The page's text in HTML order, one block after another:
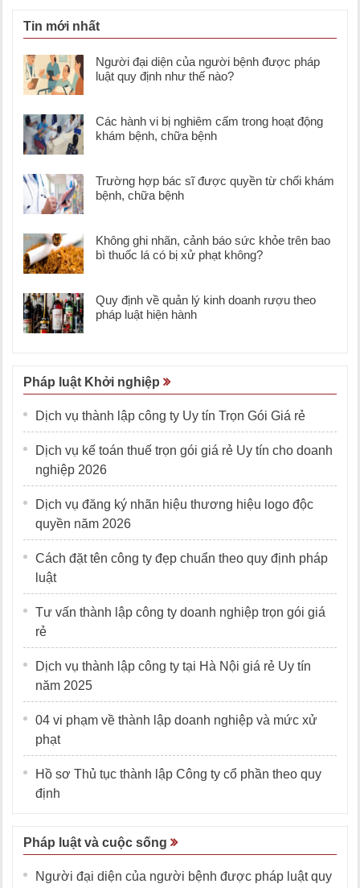
Tin mới nhất
Người đại diện của người bệnh được pháp
luật quy định như thế nào?
Các hành vi bị nghiêm cấm trong hoạt động
khám bệnh, chữa bệnh
Trường hợp bác sĩ được quyền từ chối khám
bệnh, chữa bệnh
Không ghi nhãn, cảnh báo sức khỏe trên bao
bì thuốc lá có bị xử phạt không?
Quy định về quản lý kinh doanh rượu theo
pháp luật hiện hành
Pháp luật Khởi nghiệp
Dịch vụ thành lập công ty Uy tín Trọn Gói Giá rẻ
Dịch vụ kế toán thuế trọn gói giá rẻ Uy tín cho doanh
nghiệp 2026
Dịch vụ đăng ký nhãn hiệu thương hiệu logo độc
quyền năm 2026
Cách đặt tên công ty đẹp chuẩn theo quy định pháp
luật
Tư vấn thành lập công ty doanh nghiệp trọn gói giá
rẻ
Dịch vụ thành lập công ty tại Hà Nội giá rẻ Uy tín
năm 2025
04 vi phạm về thành lập doanh nghiệp và mức xử
phạt
Hồ sơ Thủ tục thành lập Công ty cổ phần theo quy
định
Pháp luật và cuộc sống
Người đại diện của người bệnh được pháp luật quy